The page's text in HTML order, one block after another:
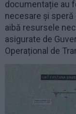
documentație au
necesare și
aibă resursele
asigurate de
Operațional de